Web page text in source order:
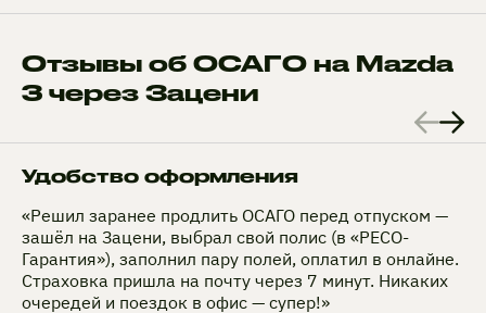
Отзывы об ОСАГО на Mazda
3 через Зацени
Удобство оформления
«Решил заранее продлить ОСАГО перед отпуском —
зашёл на Зацени, выбрал свой полис (в «РЕСО-
Гарантия»), заполнил пару полей, оплатил в онлайне.
Страховка пришла на почту через 7 минут. Никаких
очередей и поездок в офис — супер!»